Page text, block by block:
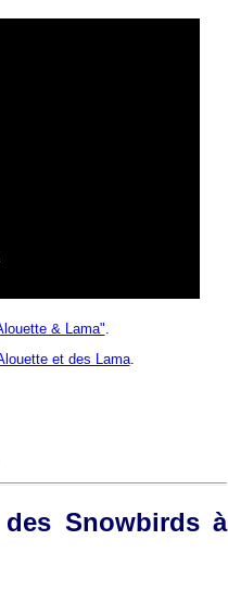
& Lama"
et des Lama.
Snowbirds à